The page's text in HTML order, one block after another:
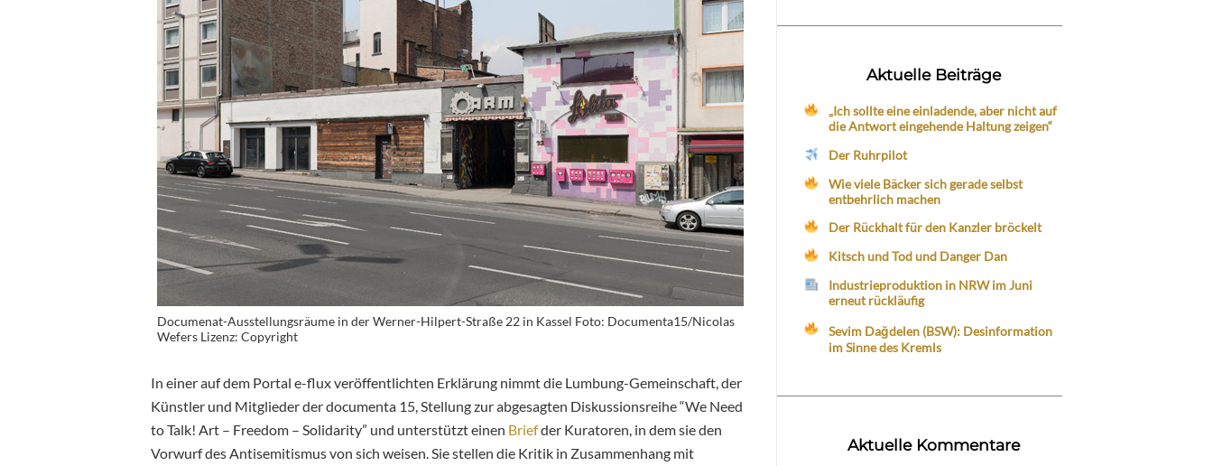
Documenat-Ausstellungsräume in der Werner-Hilpert-Straße 22 in Kassel Foto: Documenta15/Nicolas
Wefers Lizenz: Copyright
In einer auf dem Portal e-flux veröffentlichten Erklärung nimmt die Lumbung-Gemeinschaft, der
Künstler und Mitglieder der documenta 15, Stellung zur abgesagten Diskussionsreihe “We Need
to Talk! Art – Freedom – Solidarity” und unterstützt einen Briefder Kuratoren, in dem sie den
Vorwurf des Antisemitismus von sich weisen. Sie stellen die Kritik in Zusammenhang mit
Aktuelle Beiträge
„Ich sollte eine einladende, aber nicht auf
die Antwort eingehende Haltung zeigen“
Der Ruhrpilot
Wie viele Bäcker sich gerade selbst
entbehrlich machen
Der Rückhalt für den Kanzler bröckelt
Kitsch und Tod und Danger Dan
Industrieproduktion in NRW im Juni
erneut rückläufig
Sevim Dağdelen (BSW): Desinformation
im Sinne des Kremls
Aktuelle Kommentare